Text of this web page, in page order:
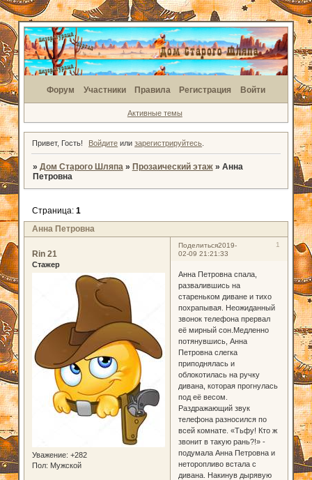
Форум Участники Правила Регистрация Войти
Активные темы
Привет, Гость! Войдите илизарегистрируйтесь
» Дом Старого Шляпа » Прозаический этаж » Анна
Петровна
Анна Петровна
Страница: 1
Поделиться 1
2019-
02-09 21:21:33
Rin 21
Стажер
Уважение: +282
Пол: Мужской
Анна Петровна спала,
развалившись на
стареньком диване и тихо
похрапывая. Неожиданный
звонок телефона прервал
её мирный сон.Медленно
потянувшись, Анна
Петровна слегка
приподнялась и
облокотилась на ручку
дивана, которая прогнулась
под её весом.
Раздражающий звук
телефона разносился по
всей комнате. «Тьфу! Кто ж
звонит в такую рань?!» -
подумала Анна Петровна и
неторопливо встала с
дивана. Накинув дырявую